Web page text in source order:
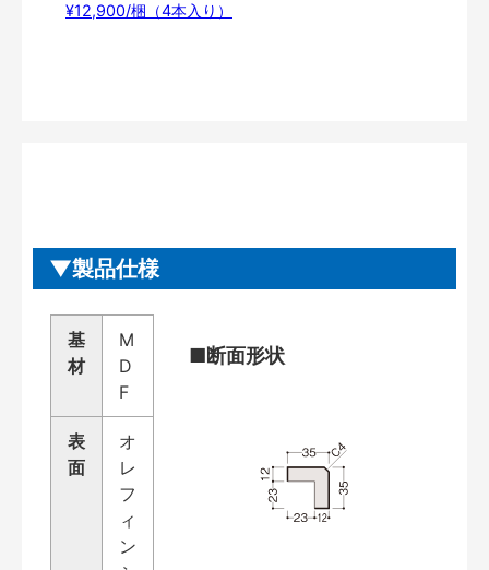
¥12,900/梱（4本入り）
製品仕様
基
材
M
D
F
表
面
オ
レ
フ
ィ
ン
■断面形状